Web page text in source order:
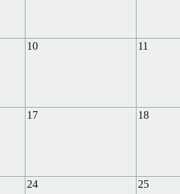
10 11
17 18
24 25